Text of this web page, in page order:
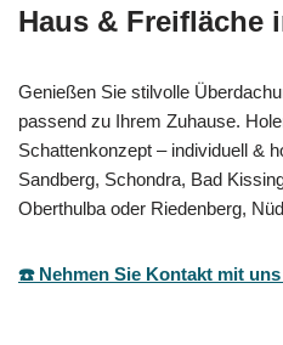
Haus & Freifläche
Genießen Sie stilvolle
passend zu Ihrem Zuhause.
Schattenkonzept – individuell &
Sandberg, Schondra, Bad
Oberthulba oder Riedenberg,
☎️ Nehmen Sie Kontakt mit